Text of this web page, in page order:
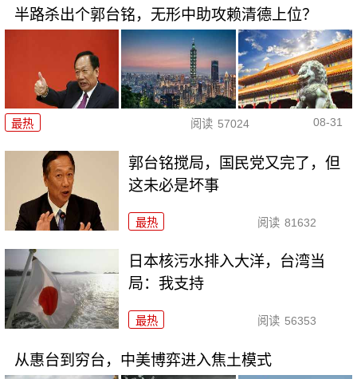
半路杀出个郭台铭，无形中助攻赖清德上位？
最热 阅读 57024 08-31
郭台铭搅局，国民党又完了，但
这未必是坏事
最热 阅读 81632
日本核污水排入大洋，台湾当
局：我支持
最热 阅读 56353
从惠台到穷台，中美博弈进入焦土模式